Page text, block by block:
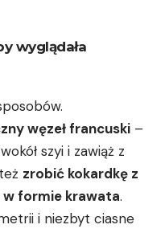
wyglądała
węzeł francuski –
szyi i zawiąż z‌
zrobić kokardkę z
w formie krawata.
i niezbyt ciasne